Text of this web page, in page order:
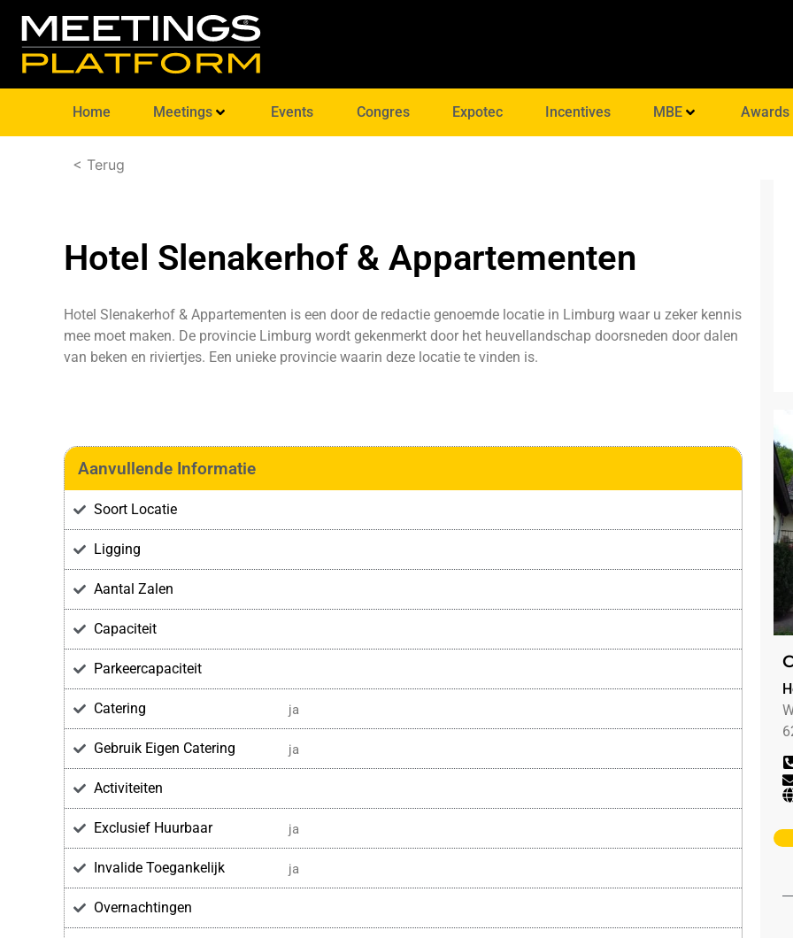
Home Meetings Events Congres Expotec Incentives MBE Awards
< Terug
Hotel Slenakerhof & Appartementen
Hotel Slenakerhof & Appartementen is een door de redactie genoemde locatie in Limburg waar u zeker kennis
mee moet maken. De provincie Limburg wordt gekenmerkt door het heuvellandschap doorsneden door dalen
van beken en riviertjes. Een unieke provincie waarin deze locatie te vinden is.
Aanvullende Informatie
Soort Locatie
Ligging
Aantal Zalen
Capaciteit
Parkeercapaciteit
Catering ja
Gebruik Eigen Catering ja
Activiteiten
Exclusief Huurbaar ja
Invalide Toegankelijk ja
Overnachtingen